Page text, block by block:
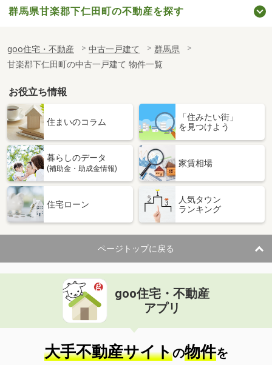
群馬県甘楽郡下仁田町の不動産を探す
goo住宅・不動産 中古一戸建て
群馬県
甘楽郡下仁田町の中古一戸建て 物件一覧
お役立ち情報
住まいのコラム
「住みたい街」
を見つけよう
暮らしのデータ
(補助金・助成金情報)
家賃相場
住宅ローン
人気タウン
ランキング
ページトップに戻る
goo住宅・不動産
アプリ
大手不動産サイトの物件を